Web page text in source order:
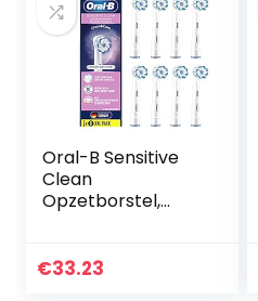
Oral-B Sensitive
Clean
Opzetborstel,
€33.23